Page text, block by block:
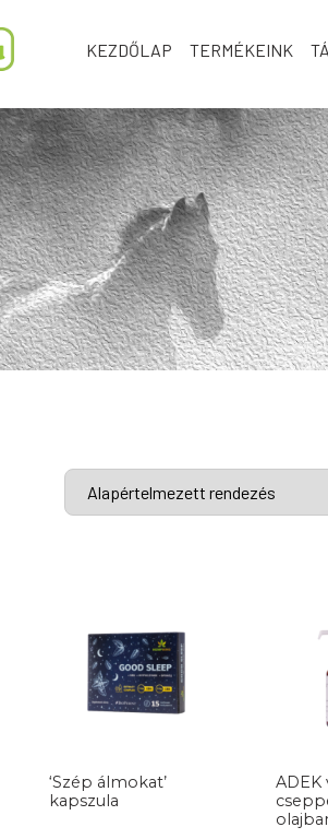
KEZDŐLAP TERMÉKEINK
‘Szép álmokat’
kapszula
ADEK